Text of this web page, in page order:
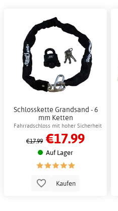
Schlosskette Grandsand - 6
mm Ketten
Fahrradschloss mit hoher Sicherheit
€17.99 €17.99
Auf Lager
Kaufen